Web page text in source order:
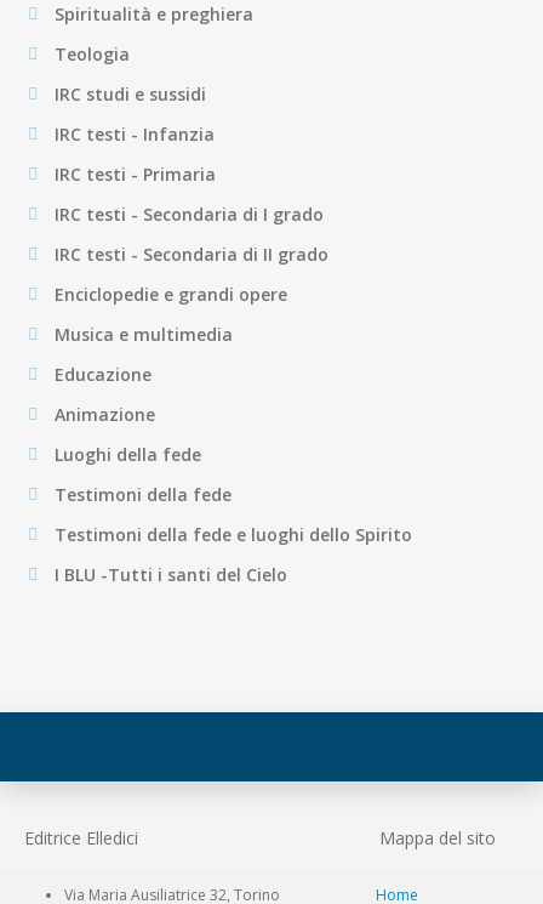
Spiritualità e preghiera
Teologia
IRC studi e sussidi
IRC testi - Infanzia
IRC testi - Primaria
IRC testi - Secondaria di I grado
IRC testi - Secondaria di II grado
Enciclopedie e grandi opere
Musica e multimedia
Educazione
Animazione
Luoghi della fede
Testimoni della fede
Testimoni della fede e luoghi dello Spirito
I BLU -Tutti i santi del Cielo
Editrice Elledici Mappa del sito
Via Maria Ausiliatrice 32, Torino Home